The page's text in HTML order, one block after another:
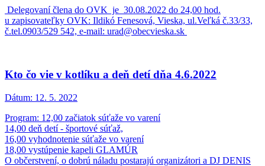
Delegovaní člena do OVK je 30.08.2022 do 24,00 hod.
u zapisovateľky OVK: Ildikó Fenesová, Vieska, ul.Veľká č.33/33,
č.tel.0903/529 542, e-mail: urad@obecvieska.sk
Kto čo vie v kotlíku a deň detí dňa 4.6.2022
Dátum: 12. 5. 2022
Program: 12,00 začiatok súťaže vo varení
14,00 deň detí - športové súťaž,
16,00 vyhodnotenie súťaže vo varení
18,00 vystúpenie kapeli GLAMÚR
O občerstvení, o dobrú náladu postarajú organizátori a DJ DENIS